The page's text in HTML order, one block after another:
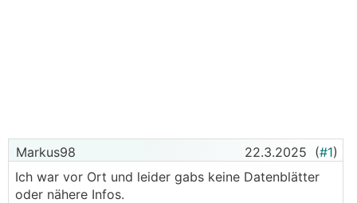
Markus98 22.3.2025 (#1)
Ich war vor Ort und leider gabs keine Datenblätter
oder nähere Infos.